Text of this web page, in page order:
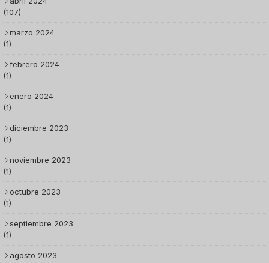
(107)
marzo 2024
(1)
febrero 2024
(1)
enero 2024
(1)
diciembre 2023
(1)
noviembre 2023
(1)
octubre 2023
(1)
septiembre 2023
(1)
agosto 2023